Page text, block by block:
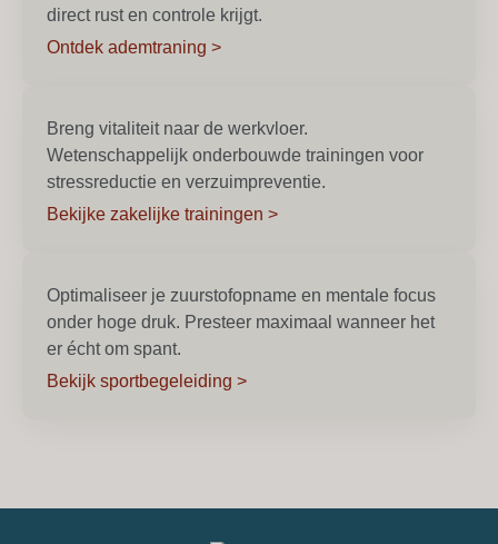
direct rust en controle krijgt.
Ontdek ademtraning >
Breng vitaliteit naar de werkvloer.
Wetenschappelijk onderbouwde trainingen voor
stressreductie en verzuimpreventie.
Bekijke zakelijke trainingen >
Optimaliseer je zuurstofopname en mentale focus
onder hoge druk. Presteer maximaal wanneer het
er écht om spant.
Bekijk sportbegeleiding >